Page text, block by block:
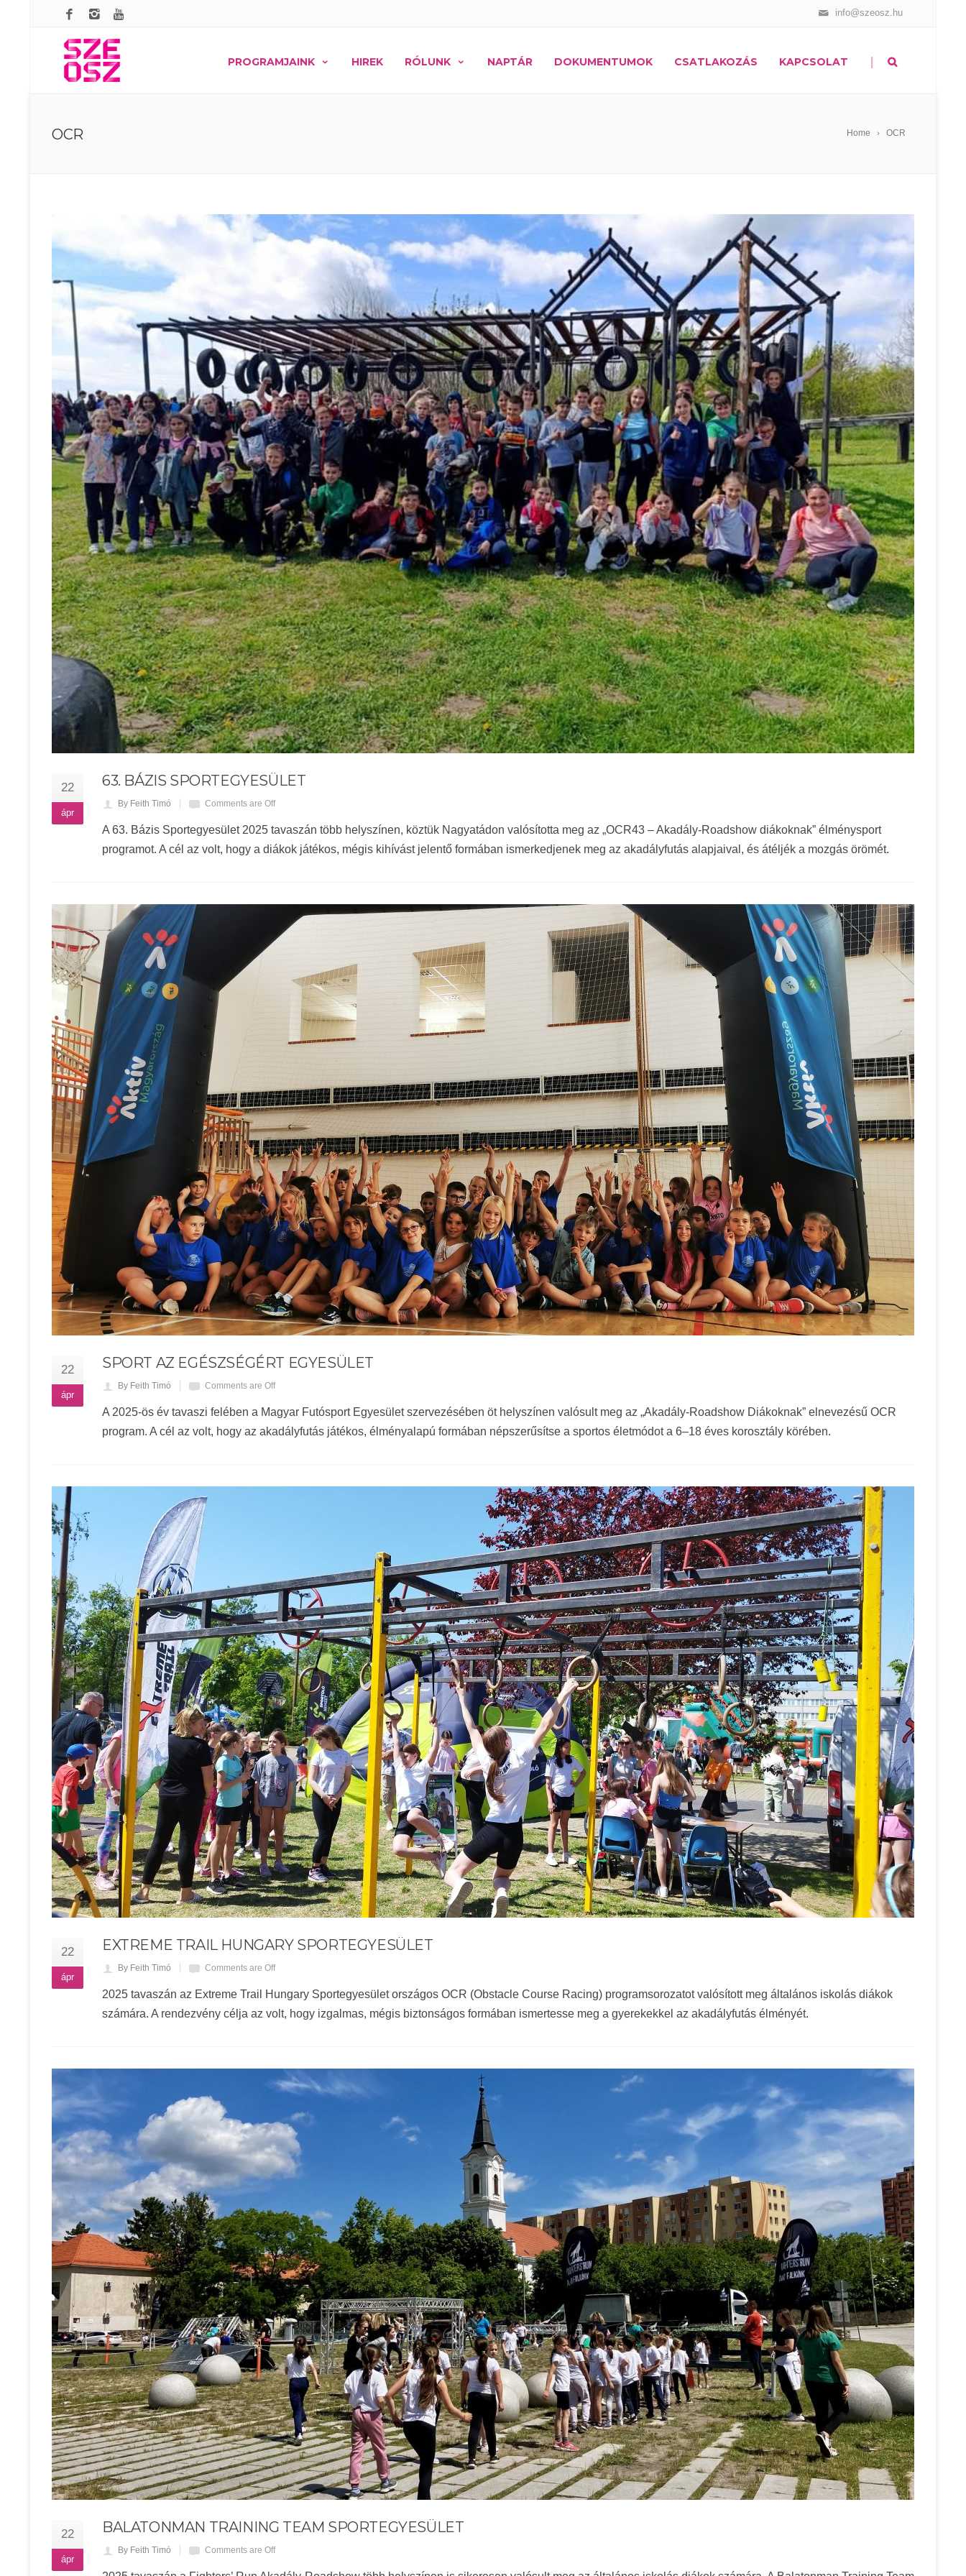
info@szeosz.hu
PROGRAMJAINK HIREK RÓLUNK NAPTÁR DOKUMENTUMOK CSATLAKOZÁS KAPCSOLAT |
Home OCR
OCR
22
ápr
63. BÁZIS SPORTEGYESÜLET
By Feith Timó Comments are Off
A 63. Bázis Sportegyesület 2025 tavaszán több helyszínen, köztük Nagyatádon valósította meg az „OCR43 – Akadály-Roadshow diákoknak” élménysport
programot. A cél az volt, hogy a diákok játékos, mégis kihívást jelentő formában ismerkedjenek meg az akadályfutás alapjaival, és átéljék a mozgás örömét.
22
ápr
SPORT AZ EGÉSZSÉGÉRT EGYESÜLET
By Feith Timó Comments are Off
A 2025-ös év tavaszi felében a Magyar Futósport Egyesület szervezésében öt helyszínen valósult meg az „Akadály-Roadshow Diákoknak” elnevezésű OCR
program. A cél az volt, hogy az akadályfutás játékos, élményalapú formában népszerűsítse a sportos életmódot a 6–18 éves korosztály körében.
22
ápr
EXTREME TRAIL HUNGARY SPORTEGYESÜLET
By Feith Timó Comments are Off
2025 tavaszán az Extreme Trail Hungary Sportegyesület országos OCR (Obstacle Course Racing) programsorozatot valósított meg általános iskolás diákok
számára. A rendezvény célja az volt, hogy izgalmas, mégis biztonságos formában ismertesse meg a gyerekekkel az akadályfutás élményét.
22
ápr
BALATONMAN TRAINING TEAM SPORTEGYESÜLET
By Feith Timó Comments are Off